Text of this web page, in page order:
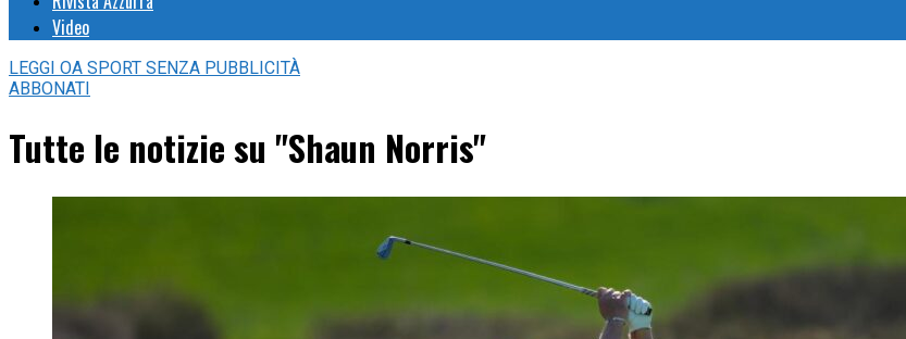
Video
LEGGI OA SPORT SENZA PUBBLICITÀ
ABBONATI
Tutte le notizie su "Shaun Norris"